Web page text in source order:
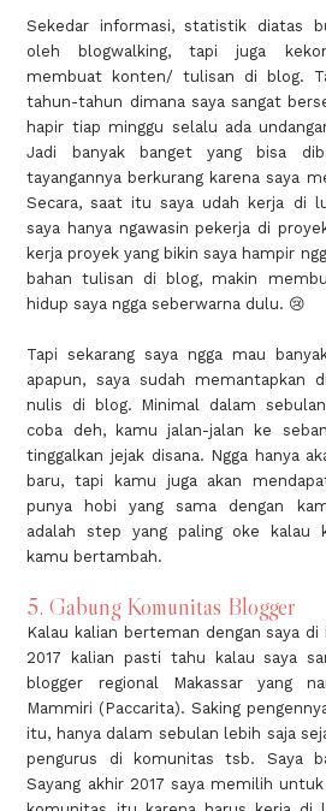
Sekedar informasi, statistik diatas
oleh blogwalking, tapi juga
membuat konten/ tulisan di blog.
tahun-tahun dimana saya sangat
hapir tiap minggu selalu ada
Jadi banyak banget yang bisa
tayangannya berkurang karena saya
Secara, saat itu saya udah kerja di
saya hanya ngawasin pekerja di
kerja proyek yang bikin saya hampir
bahan tulisan di blog, makin
hidup saya ngga seberwarna dulu. 😢
Tapi sekarang saya ngga mau
apapun, saya sudah memantapkan
nulis di blog. Minimal dalam
coba deh, kamu jalan-jalan ke
tinggalkan jejak disana. Ngga hanya
baru, tapi kamu juga akan
punya hobi yang sama dengan
adalah step yang paling oke kalau
kamu bertambah.
5. Gabung Komunitas Blogger
Kalau kalian berteman dengan saya
2017 kalian pasti tahu kalau saya
blogger regional Makassar yang
Mammiri (Paccarita). Saking
itu, hanya dalam sebulan lebih saja
pengurus di komunitas tsb. Saya
Sayang akhir 2017 saya memilih